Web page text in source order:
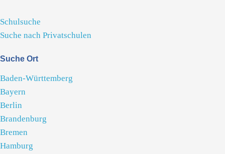
Schulsuche
Suche nach Privatschulen
Suche Ort
Baden-Württemberg
Bayern
Berlin
Brandenburg
Bremen
Hamburg